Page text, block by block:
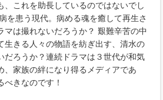
、これを助長しているのではないでし
を患う現代。病める魂を癒して再生さ
マは撮れないだろうか？ 艱難辛苦の中
生きる人々の物語を紡ぎ出す、清水の
だろうか？連続ドラマは３世代が和気
、家族の絆になり得るメディアであ
べきなのです！